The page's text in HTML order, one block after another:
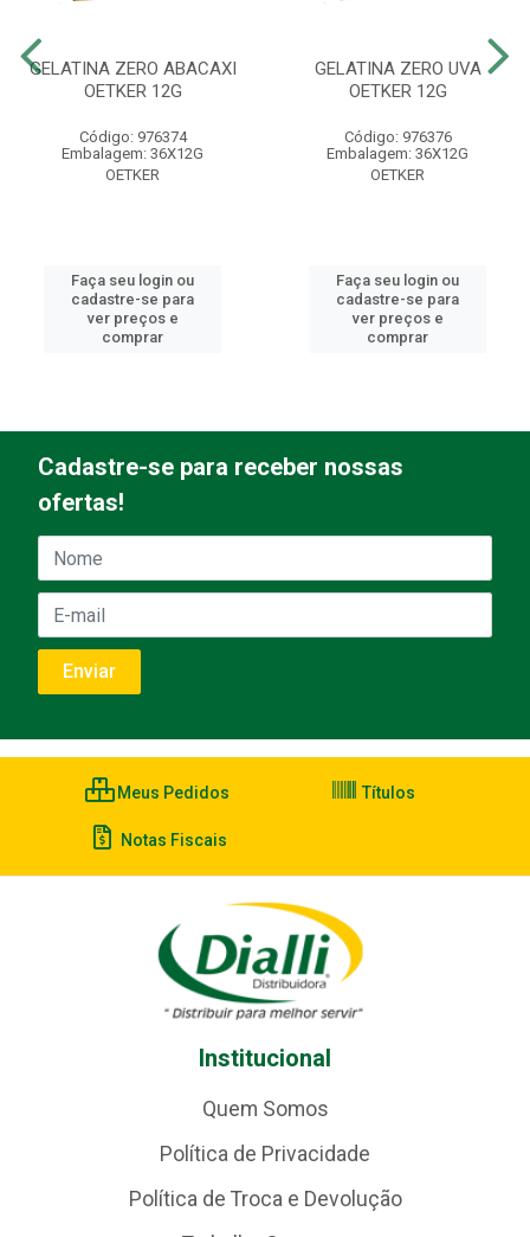
GELATINA ZERO ABACAXI
OETKER 12G
Código: 976374
Embalagem: 36X12G
OETKER
Faça seu login ou
cadastre-se para
ver preços e
comprar
GELATINA ZERO UVA
OETKER 12G
Código: 976376
Embalagem: 36X12G
OETKER
Faça seu login ou
cadastre-se para
ver preços e
comprar
Cadastre-se para receber nossas
ofertas!
Meus Pedidos Títulos
Notas Fiscais
Institucional
Quem Somos
Política de Privacidade
Política de Troca e Devolução